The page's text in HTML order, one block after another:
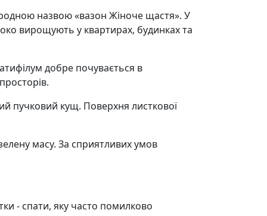
назвою «вазон Жіноче щастя». У
вирощують у квартирах, будинках та
добре почувається в
пучковий кущ. Поверхня листкової
масу. За сприятливих умов
- спати, яку часто помилково